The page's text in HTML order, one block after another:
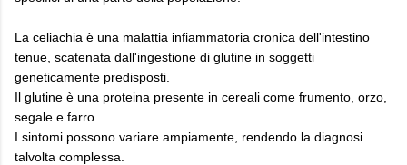
La celiachia è una malattia infiammatoria cronica dell'intestino
tenue, scatenata dall'ingestione di glutine in soggetti
geneticamente predisposti.
Il glutine è una proteina presente in cereali come frumento, orzo,
segale e farro.
I sintomi possono variare ampiamente, rendendo la diagnosi
talvolta complessa.